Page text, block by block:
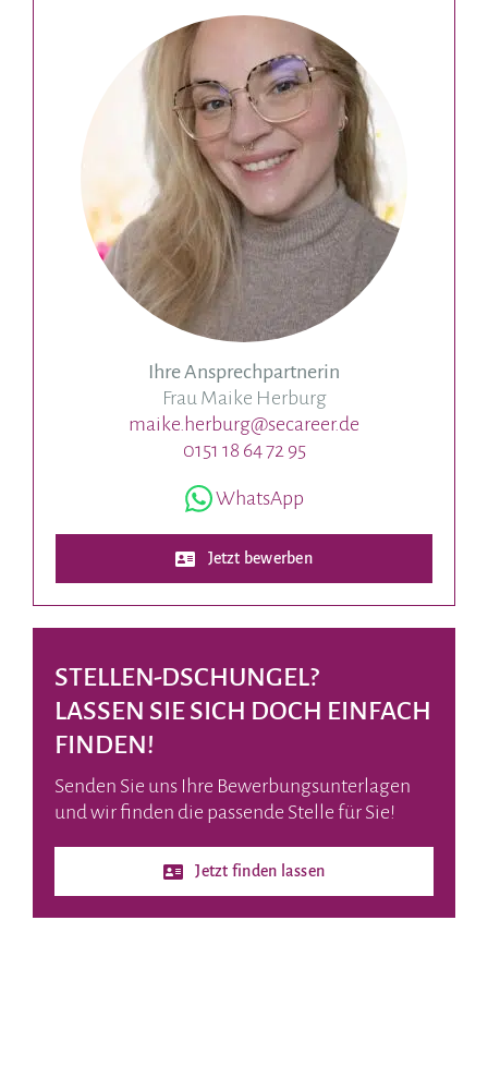
Ihre Ansprechpartnerin
Frau Maike Herburg
maike.herburg@secareer.de
0151 18 64 72 95
WhatsApp
Jetzt bewerben
STELLEN-DSCHUNGEL?
LASSEN SIE SICH DOCH EINFACH
FINDEN!
Senden Sie uns Ihre Bewerbungsunterlagen
und wir finden die passende Stelle für Sie!
Jetzt finden lassen